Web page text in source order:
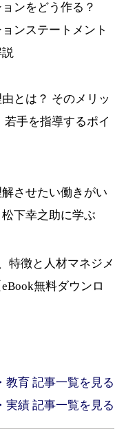
ョンをどう作る？
ンステートメント
とは？ そのメリッ
若手を指導するポイ
させたい働きがい
下幸之助に学ぶ
特徴と人材マネジメ
無料ダウンロ
教育 記事一覧を見る
実績 記事一覧を見る